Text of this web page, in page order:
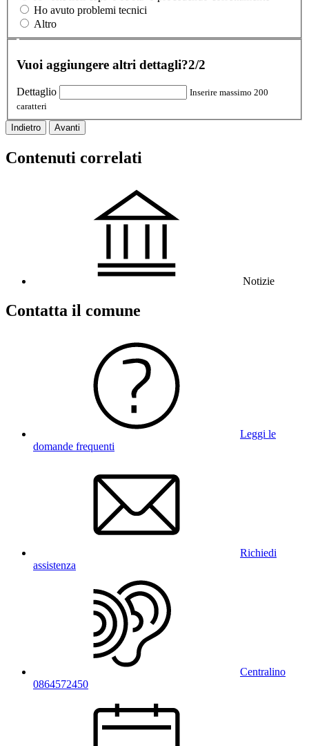
Ho avuto problemi tecnici
Altro
Vuoi aggiungere altri dettagli?2/2
Dettaglio
Inserire massimo 200
caratteri
Indietro Avanti
Contenuti correlati
Notizie
Contatta il comune
Leggi le
domande frequenti
Richiedi
assistenza
Centralino
0864572450